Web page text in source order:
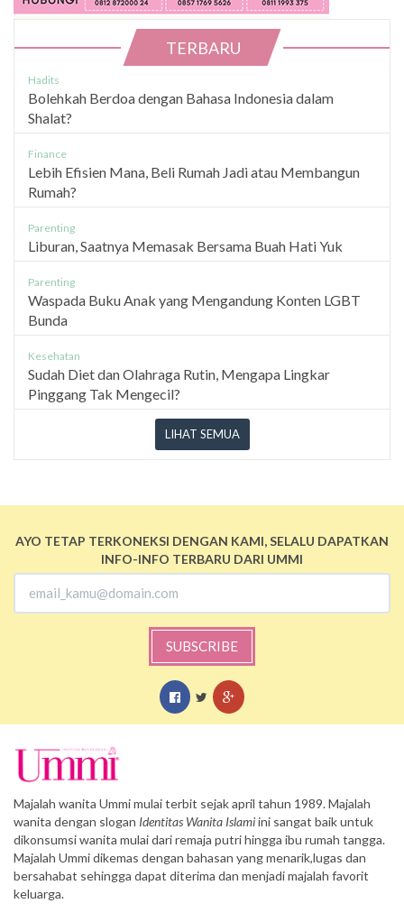
TERBARU
Hadits
Bolehkah Berdoa dengan Bahasa Indonesia dalam
Shalat?
Finance
Lebih Efisien Mana, Beli Rumah Jadi atau Membangun
Rumah?
Parenting
Liburan, Saatnya Memasak Bersama Buah Hati Yuk
Parenting
Waspada Buku Anak yang Mengandung Konten LGBT
Bunda
Kesehatan
Sudah Diet dan Olahraga Rutin, Mengapa Lingkar
Pinggang Tak Mengecil?
LIHAT SEMUA
AYO TETAP TERKONEKSI DENGAN KAMI, SELALU DAPATKAN
INFO-INFO TERBARU DARI UMMI
SUBSCRIBE
Majalah wanita Ummi mulai terbit sejak april tahun 1989. Majalah
wanita dengan slogan Identitas Wanita Islamiini sangat baik untuk
dikonsumsi wanita mulai dari remaja putri hingga ibu rumah tangga.
Majalah Ummi dikemas dengan bahasan yang menarik,lugas dan
bersahabat sehingga dapat diterima dan menjadi majalah favorit
keluarga.